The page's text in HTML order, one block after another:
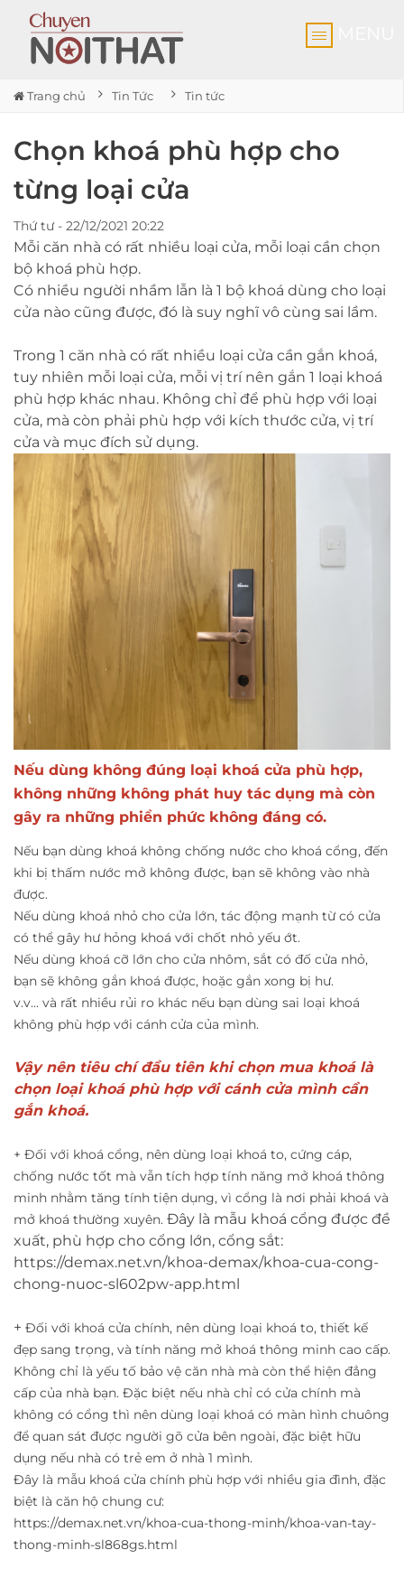
Trang chủ Tin Tức Tin tức
Chọn khoá phù hợp cho
từng loại cửa
Thứ tư - 22/12/2021 20:22
Mỗi căn nhà có rất nhiều loại cửa, mỗi loại cần chọn
bộ khoá phù hợp.
Có nhiều người nhầm lẫn là 1 bộ khoá dùng cho loại
cửa nào cũng được, đó là suy nghĩ vô cùng sai lầm.
Trong 1 căn nhà có rất nhiều loại cửa cần gắn khoá,
tuy nhiên mỗi loại cửa, mỗi vị trí nên gắn 1 loại khoá
phù hợp khác nhau. Không chỉ để phù hợp với loại
cửa, mà còn phải phù hợp với kích thước cửa, vị trí
cửa và mục đích sử dụng.
Nếu dùng không đúng loại khoá cửa phù hợp,
không những không phát huy tác dụng mà còn
gây ra những phiền phức không đáng có.
Nếu bạn dùng khoá không chống nước cho khoá cổng, đến
khi bị thấm nước mở không được, bạn sẽ không vào nhà
được.
Nếu dùng khoá nhỏ cho cửa lớn, tác động mạnh từ có cửa
có thể gây hư hỏng khoá với chốt nhỏ yếu ớt.
Nếu dùng khoá cỡ lớn cho cửa nhôm, sắt có đố cửa nhỏ,
bạn sẽ không gắn khoá được, hoặc gắn xong bị hư.
v.v... và rất nhiều rủi ro khác nếu bạn dùng sai loại khoá
không phù hợp với cánh cửa của mình.
Vậy nên tiêu chí đầu tiên khi chọn mua khoá là
chọn loại khoá phù hợp với cánh cửa mình cần
gắn khoá.
+ Đối với khoá cổng, nên dùng loại khoá to, cứng cáp,
chống nước tốt mà vẫn tích hợp tính năng mở khoá thông
minh nhằm tăng tính tiện dụng, vì cổng là nơi phải khoá và
mở khoá thường xuyên. Đây là mẫu khoá cổng được đề
xuất, phù hợp cho cổng lớn, cổng sắt:
https://demax.net.vn/khoa-demax/khoa-cua-cong-
chong-nuoc-sl602pw-app.html
+ Đối với khoá cửa chính, nên dùng loại khoá to, thiết kế
đẹp sang trọng, và tính năng mở khoá thông minh cao cấp.
Không chỉ là yếu tố bảo vệ căn nhà mà còn thể hiện đẳng
cấp của nhà bạn. Đặc biệt nếu nhà chỉ có cửa chính mà
không có cổng thì nên dùng loại khoá có màn hình chuông
để quan sát được người gõ cửa bên ngoài, đặc biệt hữu
dụng nếu nhà có trẻ em ở nhà 1 mình.
Đây là mẫu khoá cửa chính phù hợp với nhiều gia đình, đặc
biệt là căn hộ chung cư:
https://demax.net.vn/khoa-cua-thong-minh/khoa-van-tay-
thong-minh-sl868gs.html